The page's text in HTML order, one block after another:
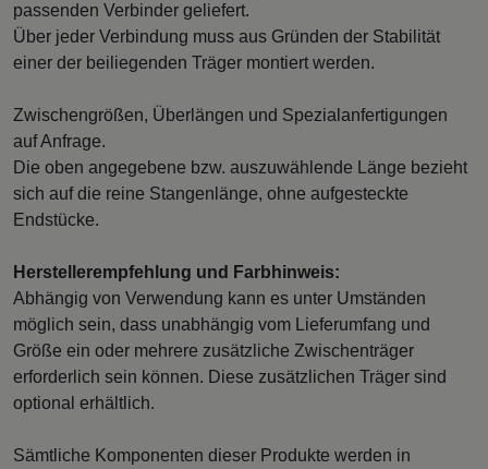
passenden Verbinder geliefert.
Über jeder Verbindung muss aus Gründen der Stabilität
einer der beiliegenden Träger montiert werden.
Zwischengrößen, Überlängen und Spezialanfertigungen
auf Anfrage.
Die oben angegebene bzw. auszuwählende Länge bezieht
sich auf die reine Stangenlänge, ohne aufgesteckte
Endstücke.
Herstellerempfehlung und Farbhinweis:
Abhängig von Verwendung kann es unter Umständen
möglich sein, dass unabhängig vom Lieferumfang und
Größe ein oder mehrere zusätzliche Zwischenträger
erforderlich sein können. Diese zusätzlichen Träger sind
optional erhältlich.
Sämtliche Komponenten dieser Produkte werden in